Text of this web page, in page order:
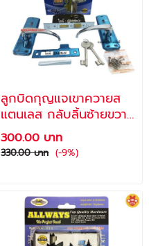
ลูกบิดกุญแจเขาควายส
แตนเลส กลับลิ้นซ้ายขวา
ด้วยปุ่มนอกตัวถัง พร้อม
กุญแจ 2 ดอก / มือจับ
เขาควาย มือจับก้านโยก
/ALLWAYS
300.00 บาท
330.00 บาท (-9%)